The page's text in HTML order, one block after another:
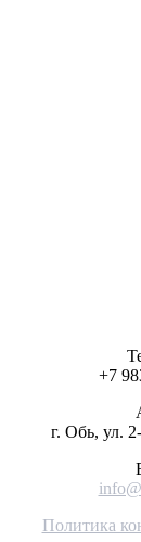
+7
г. Обь, ул.
Политика